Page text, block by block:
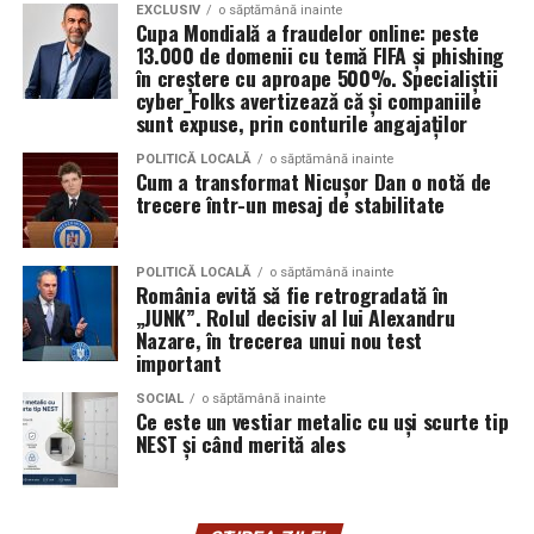
Aceste instrumente reduc semnificativ timpul și nivelul
de pregătire tehnică necesare pentru lansarea unei
campanii de fraudă. În locul mesajelor generale și ușor
de recunoscut, atacatorii pot genera rapid comunicări
personalizate pentru anumite industrii, departamente
sau categorii profesionale.
„Echipa noastră de cybersecurity monitorizează activ
vulnerabilitățile și intervine proactiv la nivelul
infrastructurii, de la filtrarea traficului malițios până la
izolarea site-urilor compromise. Dar phishingul nu
exploatează doar serverele, ci mai ales oamenii. Niciun
furnizor de hosting nu poate opri un utilizator să își
introducă parola pe o pagină clonată. În acel moment,
vigilența utilizatorului rămâne prima linie de apărare”,
explică Horațiu Șimon, Chief Technology Officer
cyber_Folks România.
bază se așază patru pahare, urmând apoi să se pună un
rând de 3 pahare, respectiv 2 și 1 pahar. Câștigă echipa
care construiește cel mai repede un turn stabil, fără să
Fiecare dintre aceste activități poate fi exact
ingredientul surpriză al petrecerii pe care o organizezi
pentru copilul tău. Invitații mici și mari se vor distra,
bucurându-se de jocuri distractive și creând amintiri
unice.
EXCLUSIV o săptămână inainte
Cupa Mondială a fraudelor online: peste
13.000 de domenii cu temă FIFA și phishing
în creștere cu aproape 500%. Specialiștii
cyber_Folks avertizează că și companiile
sunt expuse, prin conturile angajaților
POLITICĂ LOCALĂ o săptămână inainte
Cum a transformat Nicușor Dan o notă de
trecere într-un mesaj de stabilitate
POLITICĂ LOCALĂ o săptămână inainte
România evită să fie retrogradată în
„JUNK”. Rolul decisiv al lui Alexandru
Nazare, în trecerea unui nou test
important
SOCIAL o săptămână inainte
Ce este un vestiar metalic cu uși scurte tip
NEST și când merită ales